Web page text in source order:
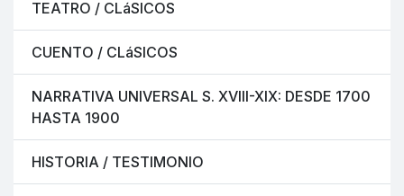
TEATRO / CLáSICOS
CUENTO / CLáSICOS
NARRATIVA UNIVERSAL S. XVIII-XIX: DESDE 1700
HASTA 1900
HISTORIA / TESTIMONIO